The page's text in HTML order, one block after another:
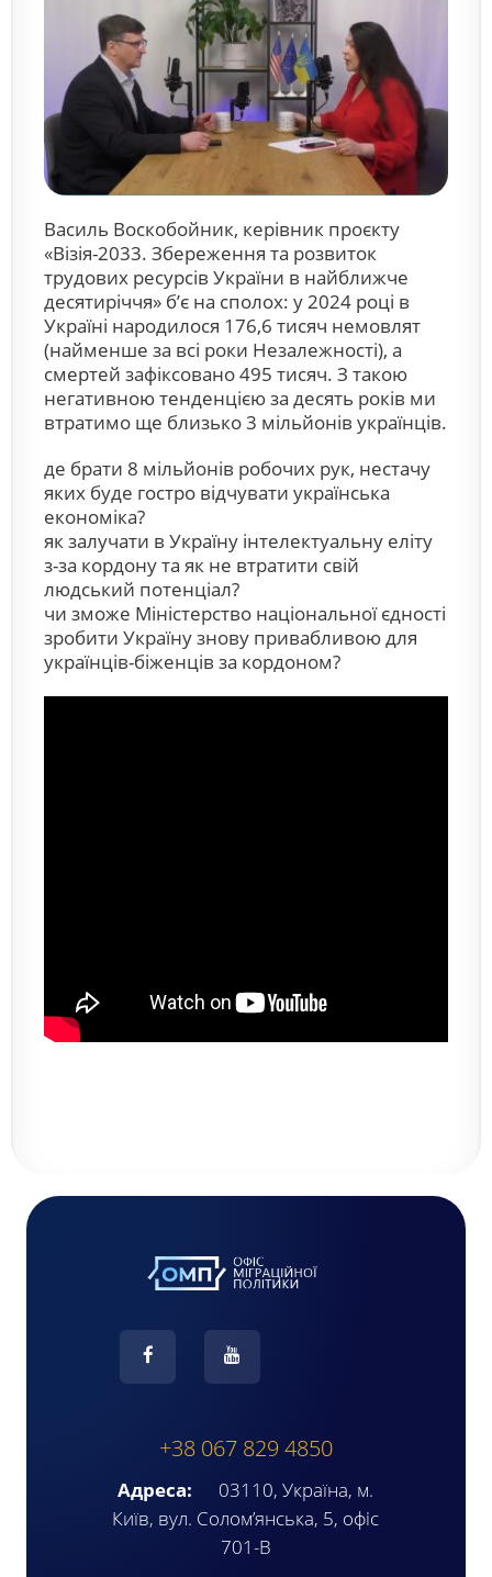
Василь Воскобойник, керівник проєкту
«Візія-2033. Збереження та розвиток
трудових ресурсів України в найближче
десятиріччя» б’є на сполох: у 2024 році в
Україні народилося 176,6 тисяч немовлят
(найменше за всі роки Незалежності), а
смертей зафіксовано 495 тисяч. З такою
негативною тенденцією за десять років ми
втратимо ще близько 3 мільйонів українців.
де брати 8 мільйонів робочих рук, нестачу
яких буде гостро відчувати українська
економіка?
як залучати в Україну інтелектуальну еліту
з-за кордону та як не втратити свій
людський потенціал?
чи зможе Міністерство національної єдності
зробити Україну знову привабливою для
українців-біженців за кордоном?
+38 067 829 4850
Адреса:
03110, Україна, м.
Київ, вул. Солом’янська, 5, офіс
701-В